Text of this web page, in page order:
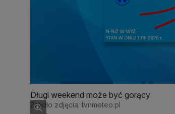
Długi weekend może być gorący
Źródło zdjęcia: tvnmeteo.pl